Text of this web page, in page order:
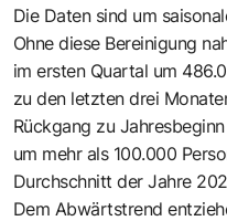
Die Daten sind um
Ohne diese Bereinigung
im ersten Quartal um
zu den letzten drei
Rückgang zu
um mehr als 100.000
Durchschnitt der Jahre
Dem Abwärtstrend